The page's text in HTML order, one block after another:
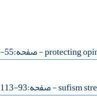
- صفحه:55-71
- صفحه:93-113